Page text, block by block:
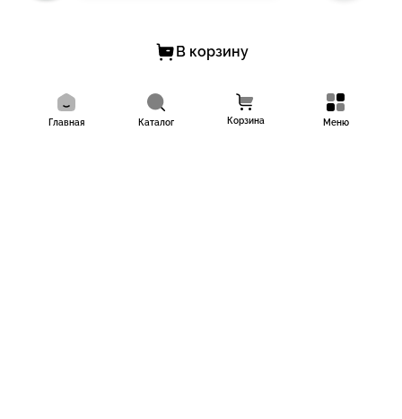
В корзину
Главная Каталог Корзина Меню